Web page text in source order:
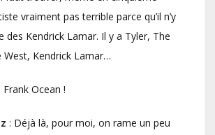
vraiment pas terrible parce qu’il n’y
des Kendrick Lamar. Il y a Tyler, The
West, Kendrick Lamar…
: Frank Ocean !
: Déjà là, pour moi, on rame un peu